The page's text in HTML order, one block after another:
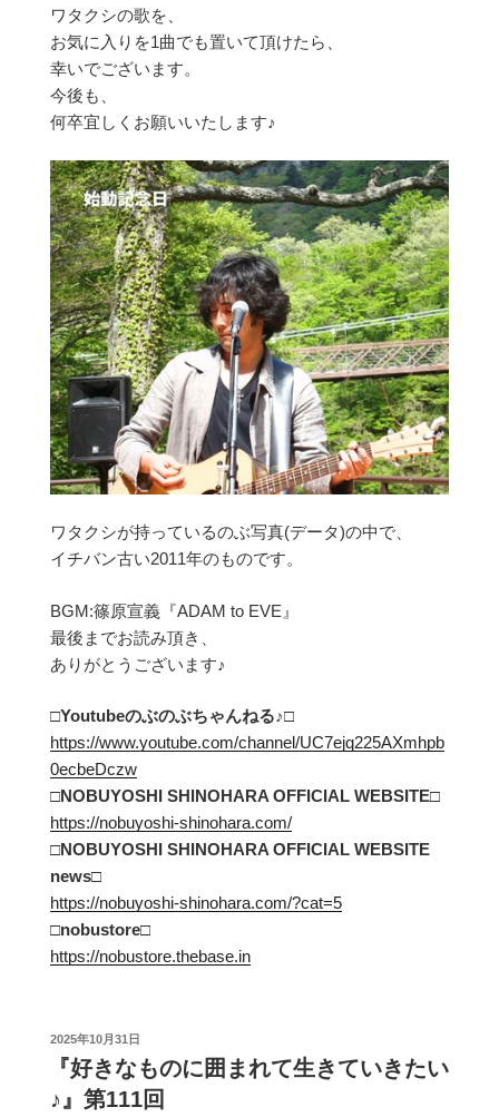
ワタクシの歌を、
お気に入りを1曲でも置いて頂けたら、
幸いでございます。
今後も、
何卒宜しくお願いいたします♪
ワタクシが持っているのぶ写真(データ)の中で、
イチバン古い2011年のものです。
BGM:篠原宣義『ADAM to EVE』
最後までお読み頂き、
ありがとうございます♪
□Youtubeのぶのぶちゃんねる♪□
https://www.youtube.com/channel/UC7ejq225AXmhpb
0ecbeDczw
□NOBUYOSHI SHINOHARA OFFICIAL WEBSITE□
https://nobuyoshi-shinohara.com/
□NOBUYOSHI SHINOHARA OFFICIAL WEBSITE
news□
https://nobuyoshi-shinohara.com/?cat=5
□nobustore□
https://nobustore.thebase.in
投
2025年10月31日
『好きなものに囲まれて生きていきたい
♪』第111回